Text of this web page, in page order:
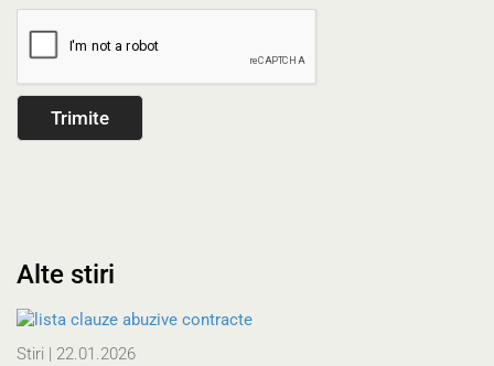
Alte stiri
Stiri | 22.01.2026